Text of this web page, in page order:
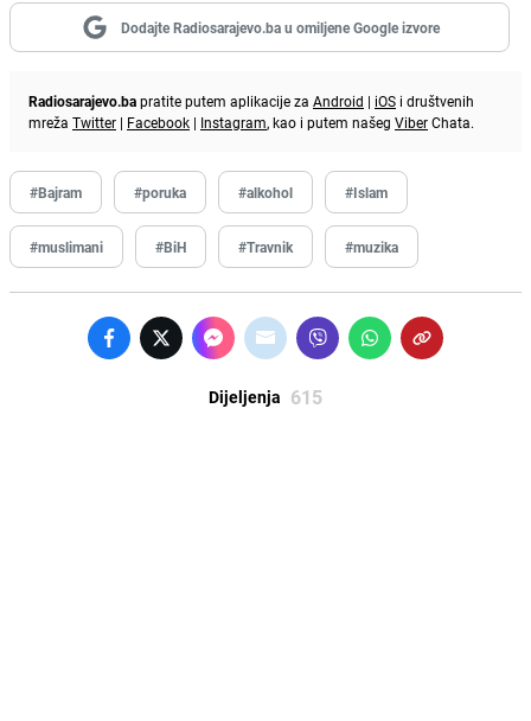
Dodajte Radiosarajevo.ba u omiljene Google izvore
Radiosarajevo.bapratite putem aplikacije za Android | iOS i društvenih
mreža Twitter | Facebook | Instagram, kao i putem našeg ViberChata.
#Bajram #poruka #alkohol #Islam
#muslimani #BiH #Travnik #muzika
Dijeljenja 615